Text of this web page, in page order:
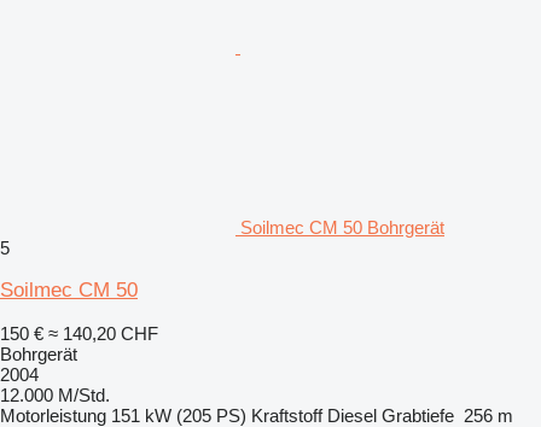
Soilmec CM 50 Bohrgerät
5
Soilmec CM 50
150 € ≈ 140,20 CHF
Bohrgerät
2004
12.000 M/Std.
Motorleistung 151 kW (205 PS) Kraftstoff Diesel Grabtiefe 256 m